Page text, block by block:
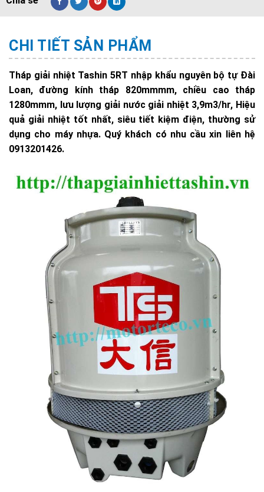
CHI TIẾT SẢN PHẨM
Tháp giải nhiệt Tashin 5RT nhập khẩu nguyên bộ tự Đài
Loan, đường kính tháp 820mmmm, chiều cao tháp
1280mmm, lưu lượng giải nước giải nhiệt 3,9m3/hr, Hiệu
quả giải nhiệt tốt nhất, siêu tiết kiệm điện, thường sử
dụng cho máy nhựa. Quý khách có nhu cầu xin liên hệ
0913201426.